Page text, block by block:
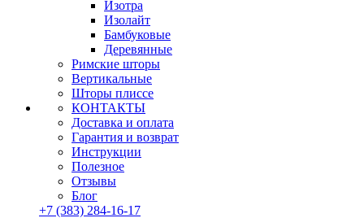
Изотра
Изолайт
Бамбуковые
Деревянные
Римские шторы
Вертикальные
Шторы плиссе
КОНТАКТЫ
Доставка и оплата
Гарантия и возврат
Инструкции
Полезное
Отзывы
Блог
+7 (383) 284-16-17